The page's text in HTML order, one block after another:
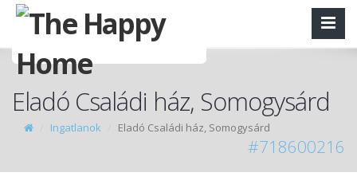
Eladó Családi ház, Somogysárd
Ingatlanok Eladó Családi ház, Somogysárd
#718600216